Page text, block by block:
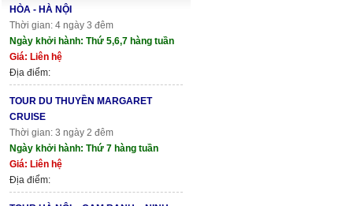
HÒA - HÀ NỘI
Thời gian: 4 ngày 3 đêm
Ngày khởi hành: Thứ 5,6,7 hàng tuần
Giá: Liên hệ
Địa điểm:
TOUR DU THUYỀN MARGARET
CRUISE
Thời gian: 3 ngày 2 đêm
Ngày khởi hành: Thứ 7 hàng tuần
Giá: Liên hệ
Địa điểm: